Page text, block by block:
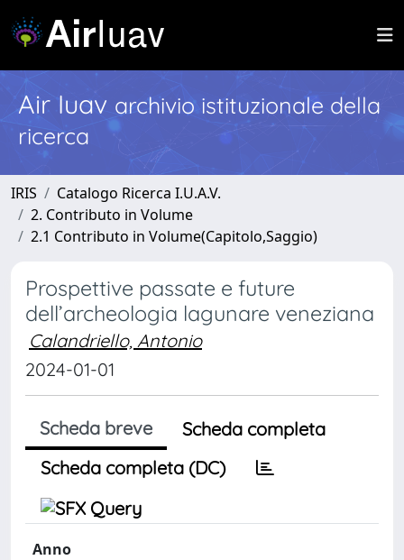
Air Iuav archivio istituzionale della
ricerca
IRIS
Catalogo Ricerca I.U.A.V.
2. Contributo in Volume
2.1 Contributo in Volume(Capitolo,Saggio)
Prospettive passate e future
dell’archeologia lagunare veneziana
Calandriello, Antonio
2024-01-01
Scheda breve
Scheda completa
Scheda completa (DC)
Anno